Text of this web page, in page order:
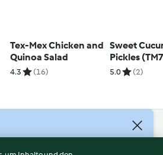
Tex-Mex Chicken and
Quinoa Salad
4.3 (16)
Sweet
Pickles
5.0 (2)